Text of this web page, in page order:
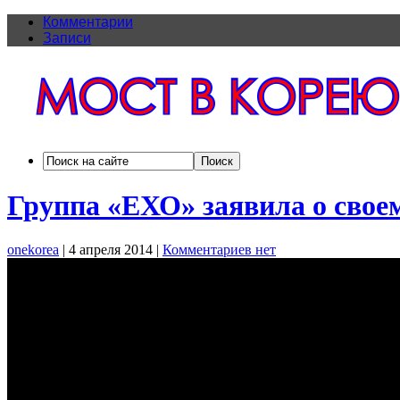
Комментарии
Записи
Группа «ЕХО» заявила о
onekorea | 4 апреля 2014 | Комментариев нет